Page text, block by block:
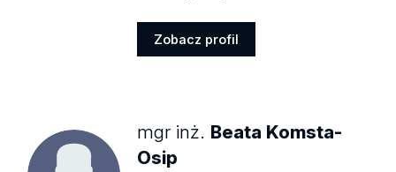
Zobacz profil
mgr inż. Beata Komsta-
Osip